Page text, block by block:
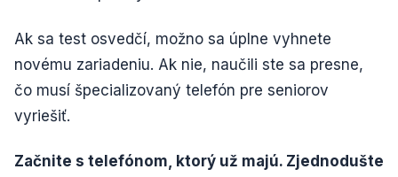
Ak sa test osvedčí, možno sa úplne vyhnete
novému zariadeniu. Ak nie, naučili ste sa presne,
čo musí špecializovaný telefón pre seniorov
vyriešiť.
Začnite s telefónom, ktorý už majú. Zjednodušte